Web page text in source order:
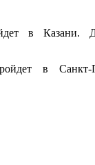
в Казани.
в Санкт-